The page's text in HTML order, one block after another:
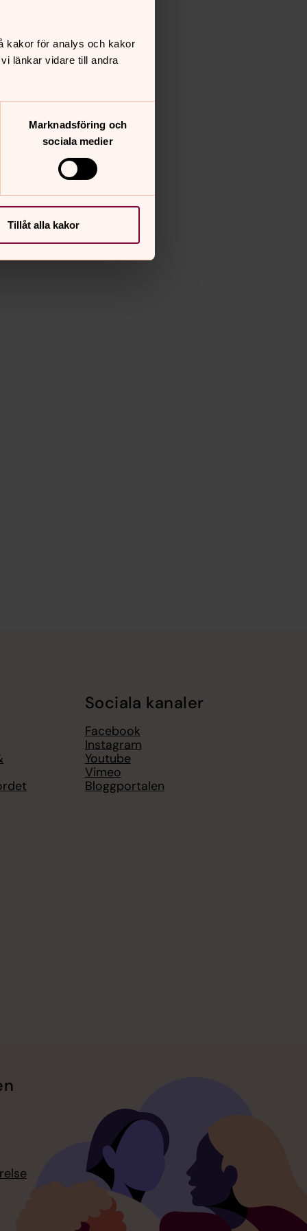
kakor för analys och kakor
länkar vidare till andra
Marknadsföring och
sociala medier
Tillåt alla kakor
Sociala kanaler
Facebook
Instagram
Youtube
Vimeo
Bloggportalen